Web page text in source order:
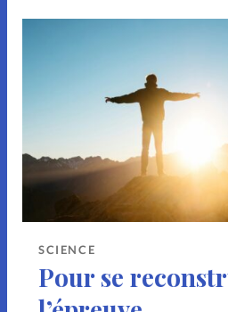
SCIENCE
Pour se